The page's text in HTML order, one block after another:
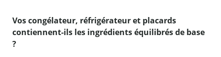
Vos congélateur, réfrigérateur et placards
contiennent-ils les ingrédients équilibrés de base
?